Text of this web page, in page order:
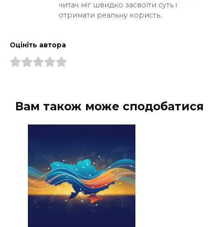
читач міг швидко засвоїти суть і
отримати реальну користь.
Оцініть автора
Вам також може сподобатися